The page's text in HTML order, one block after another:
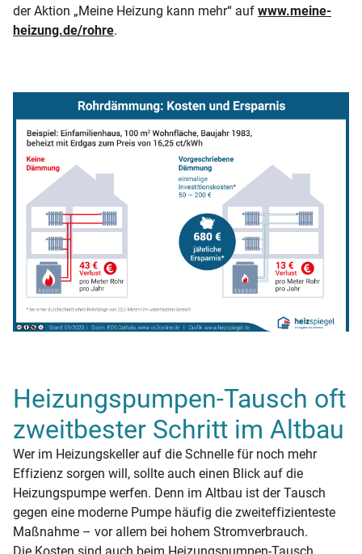
der Aktion „Meine Heizung kann mehr“ auf www.meine-
heizung.de/rohre.
Heizungspumpen-Tausch oft
zweitbester Schritt im Altbau
Wer im Heizungskeller auf die Schnelle für noch mehr
Effizienz sorgen will, sollte auch einen Blick auf die
Heizungspumpe werfen. Denn im Altbau ist der Tausch
gegen eine moderne Pumpe häufig die zweiteffizienteste
Maßnahme – vor allem bei hohem Stromverbrauch.
Die Kosten sind auch beim Heizungspumpen-Tausch